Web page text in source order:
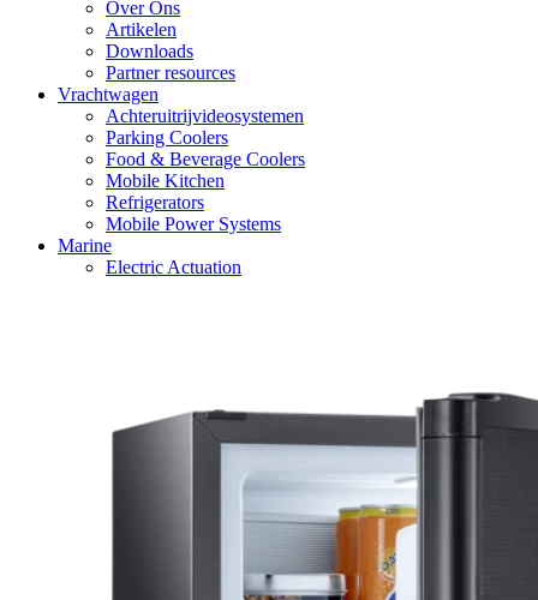
Over Ons
Artikelen
Downloads
Partner resources
Vrachtwagen
Achteruitrijvideosystemen
Parking Coolers
Food & Beverage Coolers
Mobile Kitchen
Refrigerators
Mobile Power Systems
Marine
Electric Actuation